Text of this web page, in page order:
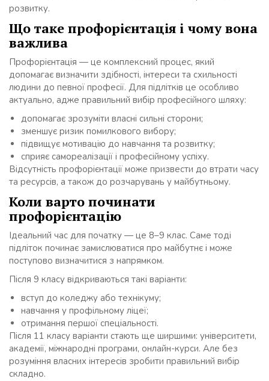
розвитку.
Що таке профорієнтація і чому вона
важлива
Профорієнтація — це комплексний процес, який
допомагає визначити здібності, інтереси та схильності
людини до певної професії. Для підлітків це особливо
актуально, адже правильний вибір професійного шляху:
допомагає зрозуміти власні сильні сторони;
зменшує ризик помилкового вибору;
підвищує мотивацію до навчання та розвитку;
сприяє самореалізації і професійному успіху.
Відсутність профорієнтації може призвести до втрати часу
та ресурсів, а також до розчарувань у майбутньому.
Коли варто починати
профорієнтацію
Ідеальний час для початку — це 8–9 клас. Саме тоді
підліток починає замислюватися про майбутнє і може
поступово визначитися з напрямком.
Після 9 класу відкриваються такі варіанти:
вступ до коледжу або технікуму;
навчання у профільному ліцеї;
отримання першої спеціальності.
Після 11 класу варіанти стають ще ширшими: університети,
академії, міжнародні програми, онлайн-курси. Але без
розуміння власних інтересів зробити правильний вибір
складно.